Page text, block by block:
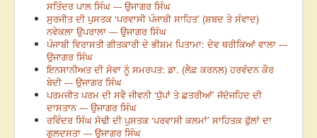
ਸਤਿੰਦਰ ਪਾਲ ਸਿੰਘ --- ਉਜਾਗਰ ਸਿੰਘ
ਸੁਰਜੀਤ ਦੀ ਪੁਸਤਕ ‘ਪਰਵਾਸੀ ਪੰਜਾਬੀ ਸਾਹਿਤ’ (ਸ਼ਬਦ ਤੇ ਸੰਵਾਦ)
ਨਵੇਕਲਾ ਉਪਰਾਲਾ --- ਉਜਾਗਰ ਸਿੰਘ
ਪੰਜਾਬੀ ਵਿਰਾਸਤੀ ਗੀਤਕਾਰੀ ਦੇ ਭੀਸ਼ਮ ਪਿਤਾਮਾ: ਦੇਵ ਥਰੀਕਿਆਂ ਵਾਲਾ ---
ਉਜਾਗਰ ਸਿੰਘ
ਇਨਸਾਨੀਅਤ ਦੀ ਸੇਵਾ ਨੂੰ ਸਮਰਪਤ: ਡਾ. (ਲੈਫ਼ ਕਰਨਲ) ਹਰਵੰਦਨ ਕੌਰ
ਬੇਦੀ --- ਉਜਾਗਰ ਸਿੰਘ
ਪਰਮਜੀਤ ਪਰਮ ਦੀ ਸਵੈ ਜੀਵਨੀ ‘ਧੁੱਪਾਂ ਤੇ ਛਤਰੀਆਂ’ ਜੱਦੋਜਹਿਦ ਦੀ
ਦਾਸਤਾਨ --- ਉਜਾਗਰ ਸਿੰਘ
ਰਵਿੰਦਰ ਸਿੰਘ ਸੋਢੀ ਦੀ ਪੁਸਤਕ ‘ਪਰਵਾਸੀ ਕਲਮਾਂ’ ਸਾਹਿਤਕ ਫੁੱਲਾਂ ਦਾ
ਗੁਲਦਸਤਾ --- ਉਜਾਗਰ ਸਿੰਘ